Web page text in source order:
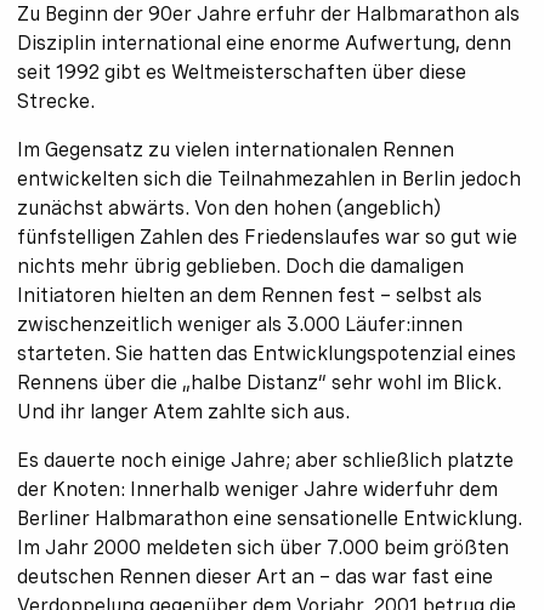
Zu Beginn der 90er Jahre erfuhr der Halbmarathon als
Disziplin international eine enorme Aufwertung, denn
seit 1992 gibt es Weltmeisterschaften über diese
Strecke.
Im Gegensatz zu vielen internationalen Rennen
entwickelten sich die Teilnahmezahlen in Berlin jedoch
zunächst abwärts. Von den hohen (angeblich)
fünfstelligen Zahlen des Friedenslaufes war so gut wie
nichts mehr übrig geblieben. Doch die damaligen
Initiatoren hielten an dem Rennen fest – selbst als
zwischenzeitlich weniger als 3.000 Läufer:innen
starteten. Sie hatten das Entwicklungspotenzial eines
Rennens über die „halbe Distanz“ sehr wohl im Blick.
Und ihr langer Atem zahlte sich aus.
Es dauerte noch einige Jahre; aber schließlich platzte
der Knoten: Innerhalb weniger Jahre widerfuhr dem
Berliner Halbmarathon eine sensationelle Entwicklung.
Im Jahr 2000 meldeten sich über 7.000 beim größten
deutschen Rennen dieser Art an – das war fast eine
Verdoppelung gegenüber dem Vorjahr. 2001 betrug die